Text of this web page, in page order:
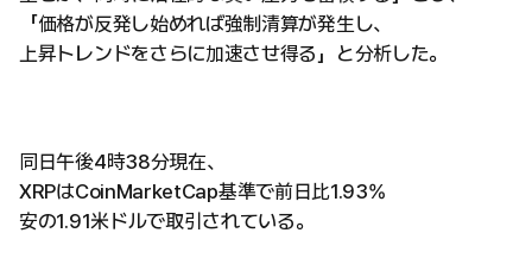
「価格が反発し始めれば強制清算が発生し、
上昇トレンドをさらに加速させ得る」と分析した。
同日午後4時38分現在、
XRPはCoinMarketCap基準で前日比1.93%
安の1.91米ドルで取引されている。